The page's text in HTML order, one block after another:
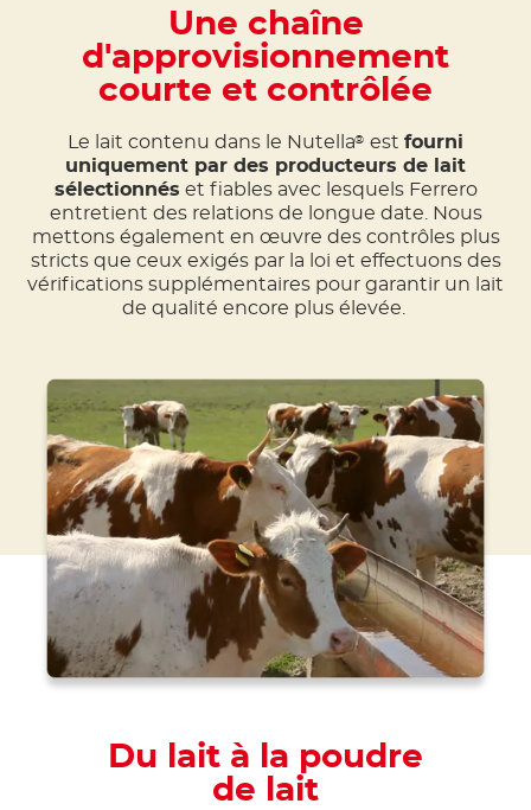
Une chaîne
d'approvisionnement
courte et contrôlée
Le lait contenu dans le Nutella® est fourni
uniquement par des producteurs de lait
sélectionnés et fiables avec lesquels Ferrero
entretient des relations de longue date. Nous
mettons également en œuvre des contrôles plus
stricts que ceux exigés par la loi et effectuons des
vérifications supplémentaires pour garantir un lait
de qualité encore plus élevée.
Du lait à la poudre
de lait